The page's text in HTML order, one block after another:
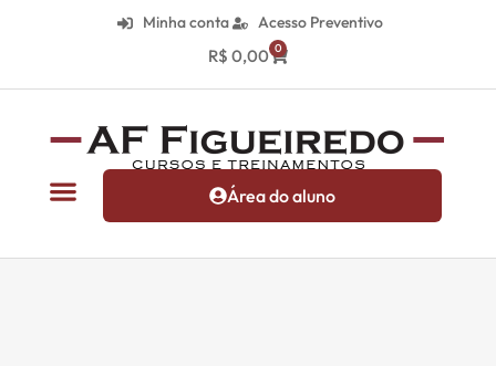
Minha conta Acesso Preventivo
R$ 0,00 0
Área do aluno